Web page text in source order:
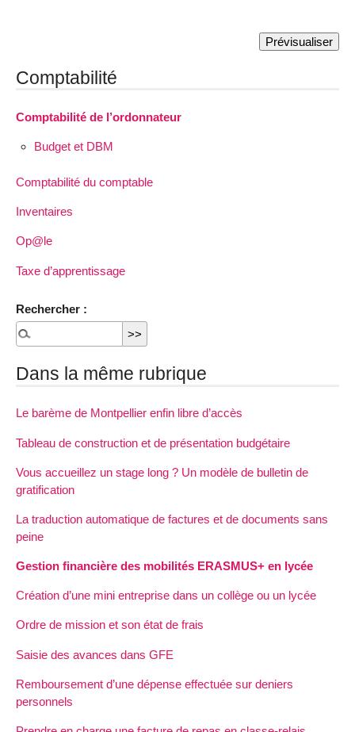
Comptabilité
Comptabilité de l’ordonnateur
Budget et DBM
Comptabilité du comptable
Inventaires
Op@le
Taxe d’apprentissage
Rechercher :
Dans la même rubrique
Le barème de Montpellier enfin libre d’accès
Tableau de construction et de présentation budgétaire
Vous accueillez un stage long ? Un modèle de bulletin de
gratification
La traduction automatique de factures et de documents sans
peine
Gestion financière des mobilités ERASMUS+ en lycée
Création d’une mini entreprise dans un collège ou un lycée
Ordre de mission et son état de frais
Saisie des avances dans GFE
Remboursement d’une dépense effectuée sur deniers
personnels